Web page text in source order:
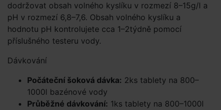
dodržovat obsah volného kyslíku v rozmezí 8–15g/l a
pH v rozmezí 6,8–7,6. Obsah volného kyslíku a
hodnotu pH kontrolujete cca 1–2týdně pomocí
příslušného testeru vody.
Dávkování
Počáteční šoková dávka: 2ks tablety na 800–
1000l bazénové vody
Průběžné dávkování: 1ks tablety na 800–1000l